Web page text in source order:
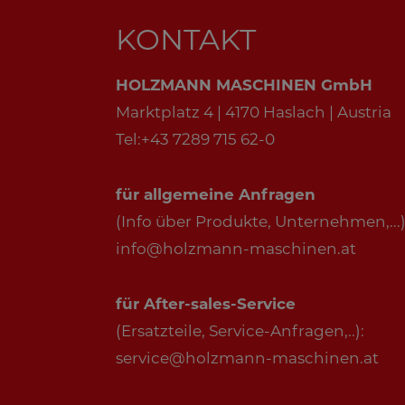
KONTAKT
HOLZMANN MASCHINEN GmbH
Marktplatz 4 | 4170 Haslach | Austria
Tel:+43 7289 715 62-0
für allgemeine Anfragen
(Info über Produkte,
info@holzmann-maschinen.at
für After-sales-Service
(Ersatzteile, Service-Anfragen,..):
service@holzmann-maschinen.at